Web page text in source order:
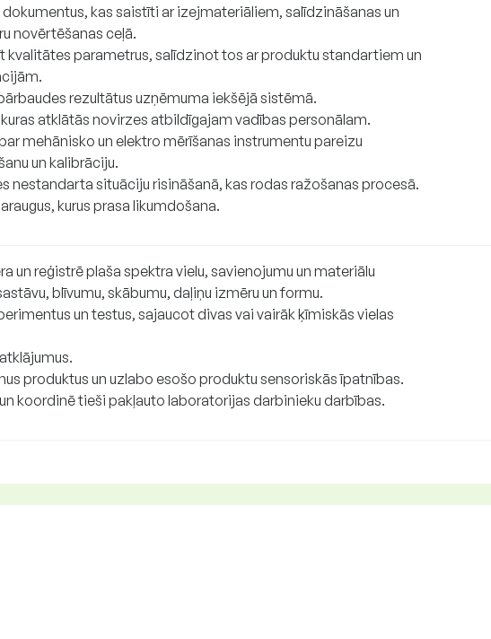
kas saistīti ar izejmateriāliem, salīdzināšanas un
novērtēšanas ceļā.
kvalitātes parametrus, salīdzinot tos ar produktu standartiem un
rezultātus uzņēmuma iekšējā sistēmā.
atklātās novirzes atbildīgajam vadības personālam.
mehānisko un elektro mērīšanas instrumentu pareizu
un kalibrāciju.
nestandarta situāciju risināšanā, kas rodas ražošanas procesā.
kurus prasa likumdošana.
un reģistrē plaša spektra vielu, savienojumu un materiālu
blīvumu, skābumu, daļiņu izmēru un formu.
un testus, sajaucot divas vai vairāk ķīmiskās vielas
produktus un uzlabo esošo produktu sensoriskās īpatnības.
koordinē tieši pakļauto laboratorijas darbinieku darbības.